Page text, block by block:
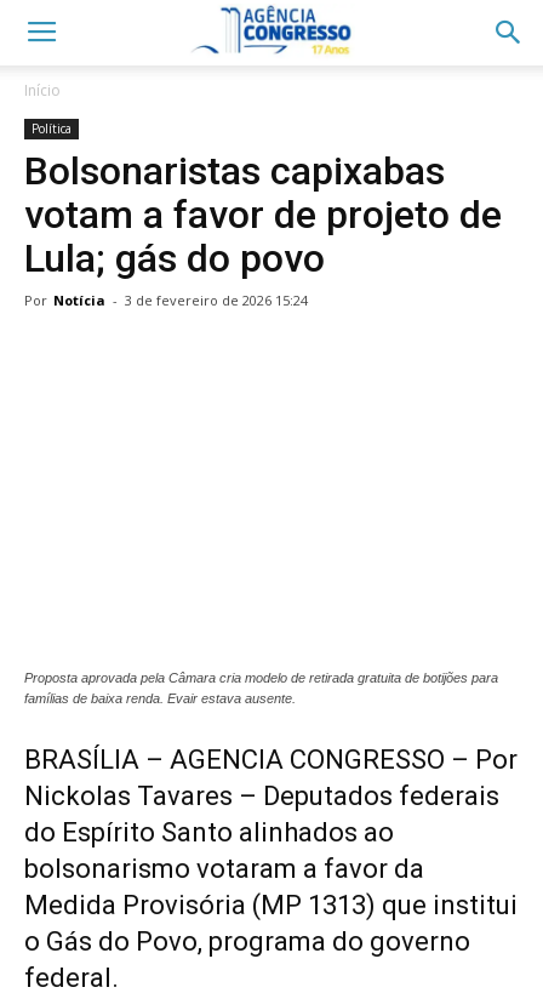
Início
Política
Bolsonaristas capixabas
votam a favor de projeto de
Lula; gás do povo
Por Notícia - 3 de fevereiro de 2026 15:24
Proposta aprovada pela Câmara cria modelo de retirada gratuita de botijões para
famílias de baixa renda. Evair estava ausente.
BRASÍLIA – AGENCIA CONGRESSO – Por
Nickolas Tavares – Deputados federais
do Espírito Santo alinhados ao
bolsonarismo votaram a favor da
Medida Provisória (MP 1313) que institui
o Gás do Povo, programa do governo
federal.